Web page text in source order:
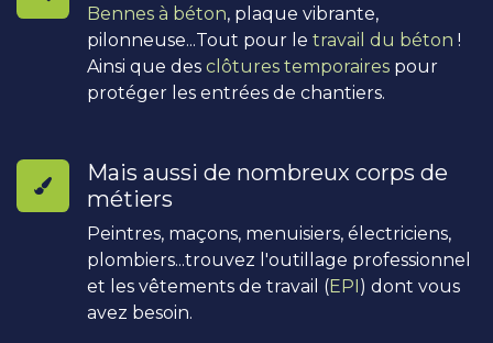
Bennes à béton, plaque vibrante,
pilonneuse...Tout pour le travail du béton !
Ainsi que des clôtures temporaires pour
protéger les entrées de chantiers.
Mais aussi de nombreux corps de
métiers
Peintres, maçons, menuisiers, électriciens,
plombiers...trouvez l'outillage professionnel
et les vêtements de travail (EPI) dont vous
avez besoin.